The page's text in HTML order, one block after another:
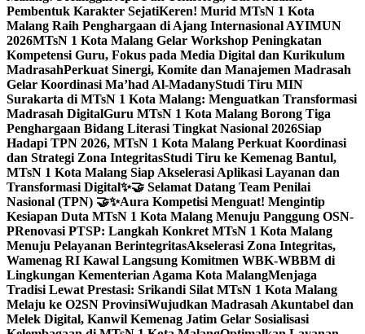
Pembentuk Karakter SejatiKeren! Murid MTsN 1 Kota
Malang Raih Penghargaan di Ajang Internasional AYIMUN
2026MTsN 1 Kota Malang Gelar Workshop Peningkatan
Kompetensi Guru, Fokus pada Media Digital dan Kurikulum
MadrasahPerkuat Sinergi, Komite dan Manajemen Madrasah
Gelar Koordinasi Ma’had Al-MadanyStudi Tiru MIN
Surakarta di MTsN 1 Kota Malang: Menguatkan Transformasi
Madrasah DigitalGuru MTsN 1 Kota Malang Borong Tiga
Penghargaan Bidang Literasi Tingkat Nasional 2026Siap
Hadapi TPN 2026, MTsN 1 Kota Malang Perkuat Koordinasi
dan Strategi Zona IntegritasStudi Tiru ke Kemenag Bantul,
MTsN 1 Kota Malang Siap Akselerasi Aplikasi Layanan dan
Transformasi Digital✨🤝 Selamat Datang Team Penilai
Nasional (TPN) 🤝✨Aura Kompetisi Menguat! Mengintip
Kesiapan Duta MTsN 1 Kota Malang Menuju Panggung OSN-
PRenovasi PTSP: Langkah Konkret MTsN 1 Kota Malang
Menuju Pelayanan BerintegritasAkselerasi Zona Integritas,
Wamenag RI Kawal Langsung Komitmen WBK-WBBM di
Lingkungan Kementerian Agama Kota MalangMenjaga
Tradisi Lewat Prestasi: Srikandi Silat MTsN 1 Kota Malang
Melaju ke O2SN ProvinsiWujudkan Madrasah Akuntabel dan
Melek Digital, Kanwil Kemenag Jatim Gelar Sosialisasi